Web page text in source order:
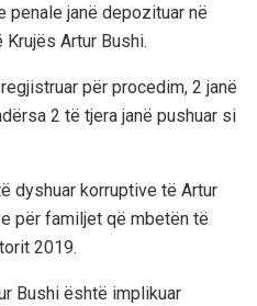
janë depozituar në
Artur Bushi.
për procedim, 2 janë
2 të tjera janë pushuar si
dyshuar korruptive të Artur
për familjet që mbetën të
2019.
Bushi është implikuar